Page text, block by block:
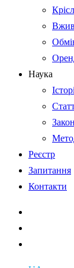
Наука
Реєстр
Запитання
Контакти